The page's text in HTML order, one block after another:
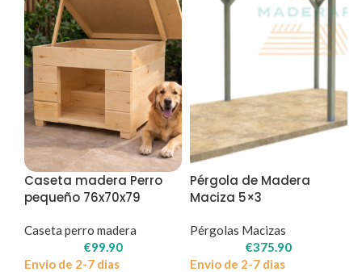
Caseta madera Perro
pequeño 76x70x79
Caseta perro madera
€99.90
Envio de 2-7 dias
Pérgola de Madera
Maciza 5×3
Pérgolas Macizas
€375.90
Envio de 2-7 dias